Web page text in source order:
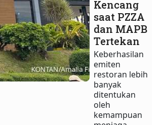
Kencang
saat PZZA
dan MAPB
Tertekan
Keberhasilan
emiten
restoran lebih
banyak
ditentukan
oleh
kemampuan